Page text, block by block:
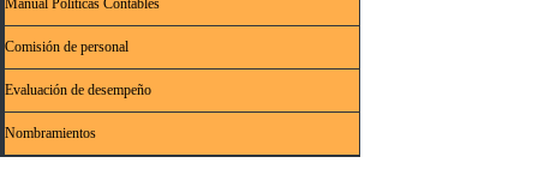
Manual Políticas Contables
Comisión de personal
Evaluación de desempeño
Nombramientos